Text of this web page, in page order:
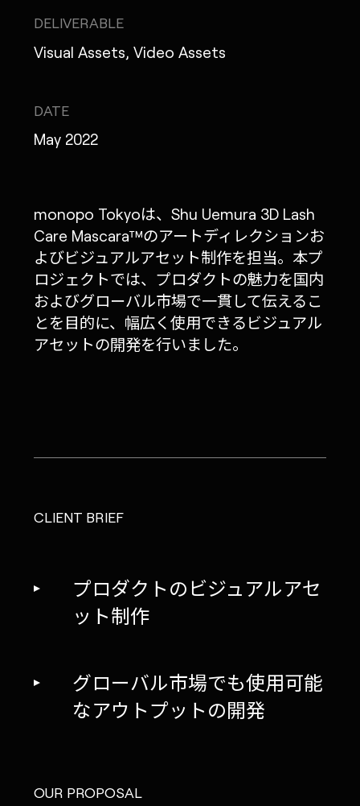
MONOPO PARIS
ATELIER
DELIVERABLE
Visual Assets, Video Assets
DATE
May 2022
monopo Tokyoは、Shu Uemura 3D Lash
Care Mascara™のアートディレクションお
よびビジュアルアセット制作を担当。本プ
ロジェクトでは、プロダクトの魅力を国内
およびグローバル市場で一貫して伝えるこ
とを目的に、幅広く使用できるビジュアル
アセットの開発を行いました。
CLIENT BRIEF
プロダクトのビジュアルアセ
ット制作
グローバル市場でも使用可能
なアウトプットの開発
OUR PROPOSAL